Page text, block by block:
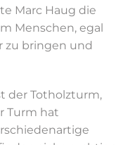
Marc Haug die
Menschen, egal
zu bringen und
der Totholzturm,
Turm hat